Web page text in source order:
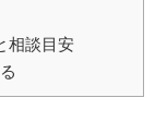
相談目安